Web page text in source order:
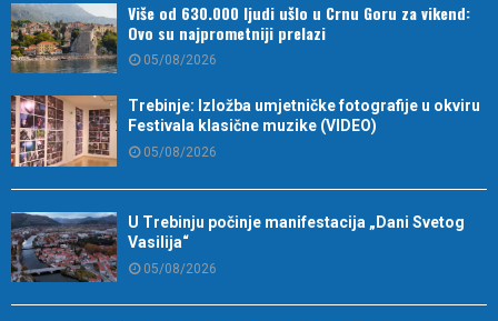
Više od 630.000 ljudi ušlo u Crnu Goru za vikend:
Ovo su najprometniji prelazi
05/08/2026
Trebinje: Izložba umjetničke fotografije u okviru
Festivala klasične muzike (VIDEO)
05/08/2026
U Trebinju počinje manifestacija „Dani Svetog
Vasilija“
05/08/2026